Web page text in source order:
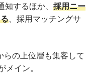
するほか、 採用ニー
、採用マッチングサ
らの上位層も集客して
メイン。